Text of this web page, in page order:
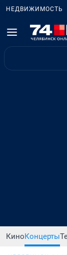
НЕДВИЖИМОСТЬ
КиноКонцерты